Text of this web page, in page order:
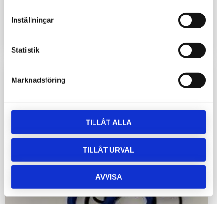
Inställningar
Statistik
Marknadsföring
TILLÅT ALLA
TILLÅT URVAL
AVVISA
Packningssats utskjutscylinder M46-M56
780 kr